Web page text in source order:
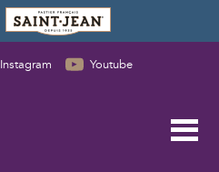
Instagram Youtube